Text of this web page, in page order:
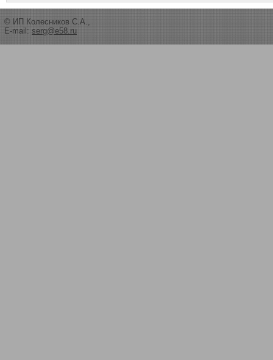
© ИП Колесников С.А.,
E-mail: serg@e58.ru